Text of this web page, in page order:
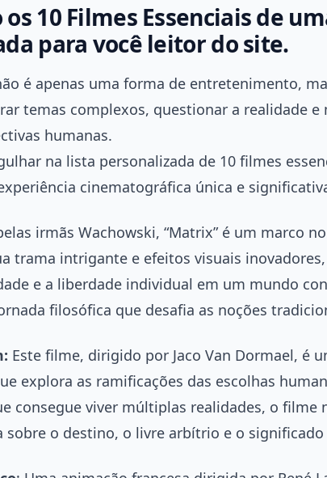
10 Filmes Essenciais de
para você leitor do site.
é apenas uma forma de entretenimento,
temas complexos, questionar a realidade e
humanas.
na lista personalizada de 10 filmes
cinematográfica única e
irmãs Wachowski, “Matrix” é um marco
trama intrigante e efeitos visuais
e a liberdade individual em um mundo
filosófica que desafia as noções
Este filme, dirigido por Jaco Van Dormael, é
explora as ramificações das escolhas
consegue viver múltiplas realidades, o filme
sobre o destino, o livre arbítrio e o significado